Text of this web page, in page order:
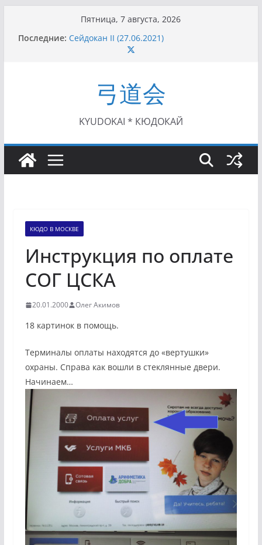
содержимому
Пятница, 7 августа, 2026
Последние: I этап Кубка Московской области по Кюдо /
Сейдокан II (27.06.2021)
II этап Кубка Московской области по Кюдо
/Сейдокан III (01.08.2021)
II Кубок Посла Японии в России по Кюдо,
Орёл (25.07.2021)
弓道会
KYUDOKAI * КЮДОКАЙ
КЮДО В МОСКВЕ
Инструкция по оплате
СОГ ЦСКА
20.01.2000 Олег Акимов
18 картинок в помощь.
Терминалы оплаты находятся до «вертушки»
охраны. Справа как вошли в стеклянные двери.
Начинаем…